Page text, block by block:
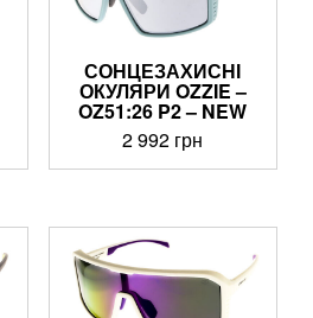
СОНЦЕЗАХИСНІ
ОКУЛЯРИ OZZIE –
OZ51:26 P2 – NEW
2 992 грн